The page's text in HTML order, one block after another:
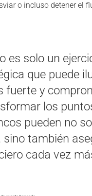
o incluso detener el
es solo un
que puede
fuerte y
los
pueden no
sino también
cada vez